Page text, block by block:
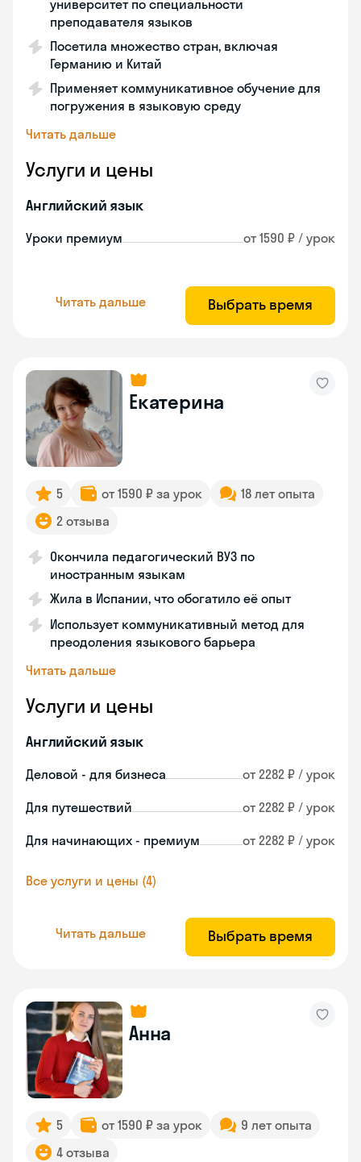
университет по специальности
преподавателя языков
Посетила множество стран, включая
Германию и Китай
Применяет коммуникативное обучение для
погружения в языковую среду
Читать дальше
Услуги и цены
Английский язык
Уроки премиум от 1590 ₽ / урок
Читать дальше Выбрать время
Екатерина
5 от 1590 ₽ за урок
18 лет опыта
2 отзыва
Окончила педагогический ВУЗ по
иностранным языкам
Жила в Испании, что обогатило её опыт
Использует коммуникативный метод для
преодоления языкового барьера
Читать дальше
Услуги и цены
Английский язык
Деловой - для бизнеса от 2282 ₽ / урок
Для путешествий от 2282 ₽ / урок
Для начинающих - премиум от 2282 ₽ / урок
Все услуги и цены (4)
Читать дальше Выбрать время
Анна
5 от 1590 ₽ за урок
9 лет опыта
4 отзыва